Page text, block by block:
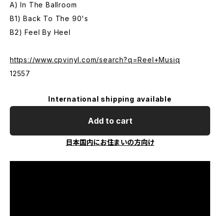
A) In The Ballroom
B1) Back To The 90's
B2) Feel By Heel
https://www.cpvinyl.com/search?q=Reel+Musiq
12557
International shipping available
Add to cart
日本国内にお住まいの方向け